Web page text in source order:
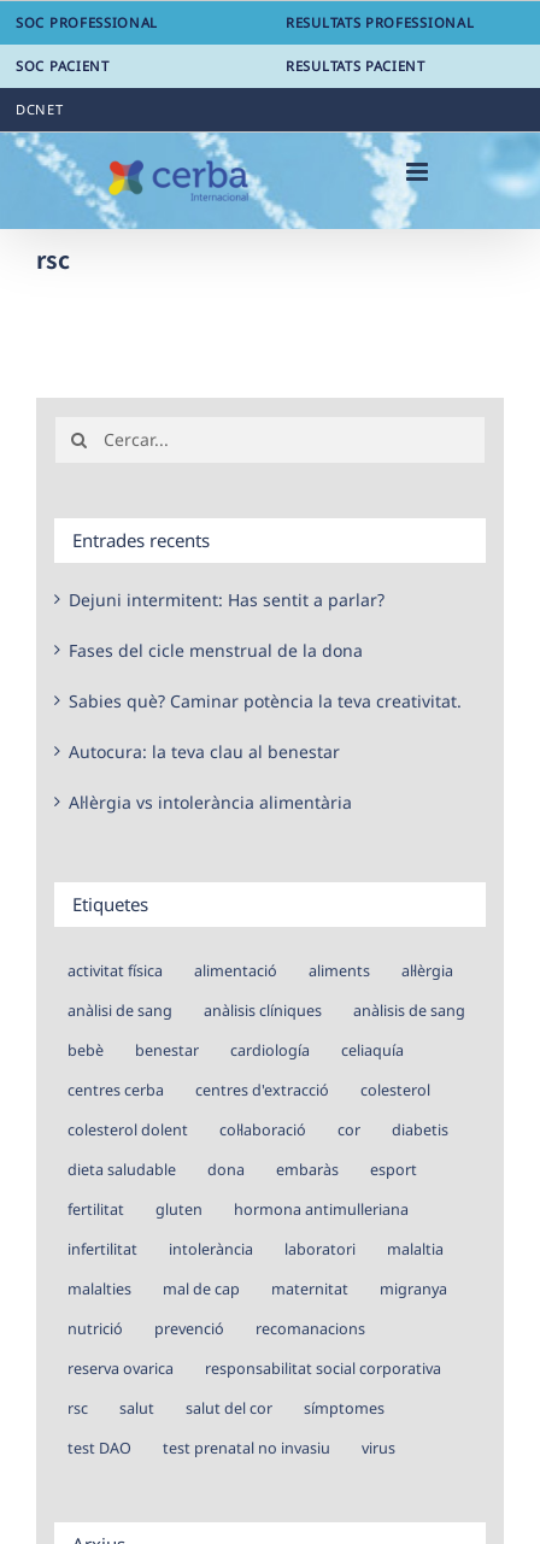
Skip
content
SOC PROFESSIONAL RESULTATS PROFESSIONAL
SOC PACIENT RESULTATS PACIENT
DCNET
rsc
for:
Entrades recents
Dejuni intermitent: Has sentit a parlar?
Fases del cicle menstrual de la dona
Sabies què? Caminar potència la teva creativitat.
Autocura: la teva clau al benestar
Al·lèrgia vs intolerància alimentària
Etiquetes
activitat física alimentació aliments
al·lèrgia
anàlisi de sang
anàlisis clíniques
anàlisis de sang
bebè
benestar cardiología
celiaquía
centres cerba
centres d'extracció
colesterol
colesterol dolent
col·laboració cor
diabetis
dieta saludable
dona embaràs
esport
fertilitat
gluten
hormona antimulleriana
infertilitat
intolerància laboratori
malaltia
malalties
mal de cap maternitat
migranya
nutrició
prevenció
recomanacions
reserva ovarica
responsabilitat social corporativa
rsc
salut salut del cor
símptomes
test DAO
test prenatal no invasiu virus